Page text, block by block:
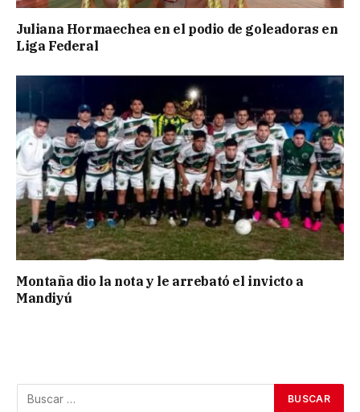
Juliana Hormaechea en el podio de goleadoras en
Liga Federal
Montaña dio la nota y le arrebató el invicto a
Mandiyú